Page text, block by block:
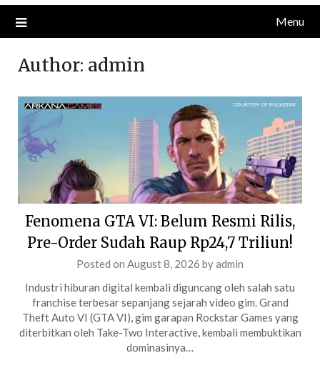
Menu
Author: admin
Fenomena GTA VI: Belum Resmi Rilis,
Pre-Order Sudah Raup Rp24,7 Triliun!
Posted on August 8, 2026 byadmin
Industri hiburan digital kembali diguncang oleh salah satu
franchise terbesar sepanjang sejarah video gim. Grand
Theft Auto VI (GTA VI), gim garapan Rockstar Games yang
diterbitkan oleh Take-Two Interactive, kembali membuktikan
dominasinya…